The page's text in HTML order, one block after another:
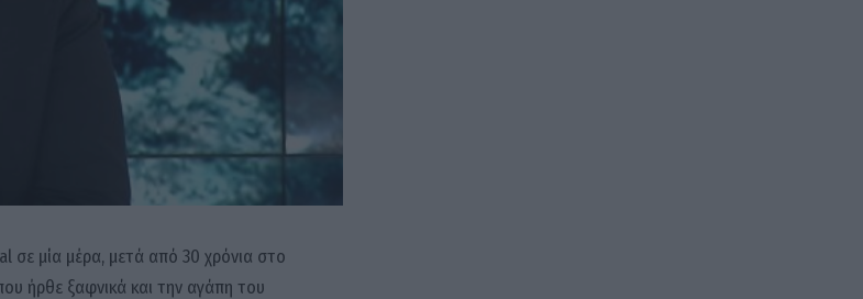
σε μία μέρα, μετά από 30 χρόνια στο
ήρθε ξαφνικά και την αγάπη του